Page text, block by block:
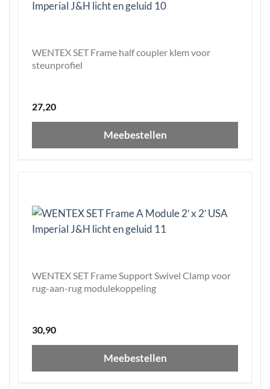
WENTEX SET Frame half coupler klem voor
steunprofiel
27,20
Meebestellen
WENTEX SET Frame Support Swivel Clamp voor
rug-aan-rug modulekoppeling
30,90
Meebestellen